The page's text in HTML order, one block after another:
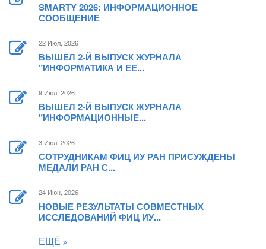
SMARTY 2026: ИНФОРМАЦИОННОЕ
СООБЩЕНИЕ
22 Июл, 2026
ВЫШЕЛ 2-Й ВЫПУСК ЖУРНАЛА
"ИНФОРМАТИКА И ЕЕ...
9 Июл, 2026
ВЫШЕЛ 2-Й ВЫПУСК ЖУРНАЛА
"ИНФОРМАЦИОННЫЕ...
3 Июл, 2026
СОТРУДНИКАМ ФИЦ ИУ РАН ПРИСУЖДЕНЫ
МЕДАЛИ РАН С...
24 Июн, 2026
НОВЫЕ РЕЗУЛЬТАТЫ СОВМЕСТНЫХ
ИССЛЕДОВАНИЙ ФИЦ ИУ...
ЕЩЁ